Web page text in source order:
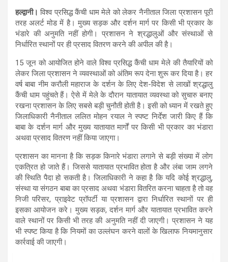
हल्द्वानी। विश्व प्रसिद्ध कैंची धाम मेले को लेकर नैनीताल जिला प्रशासन पूरी
तरह अलर्ट मोड में है। मुख्य सड़क और दर्शन मार्ग पर किसी भी प्रकार के
भंडारे की अनुमति नहीं होगी। प्रशासन ने श्रद्धालुओं और संस्थाओं से
निर्धारित स्थानों पर ही प्रसाद वितरण करने की अपील की है।
15 जून को आयोजित होने वाले विश्व प्रसिद्ध कैंची धाम मेले की तैयारियों को
लेकर जिला प्रशासन ने व्यवस्थाओं को अंतिम रूप देना शुरू कर दिया है। हर
वर्ष बाबा नीम करौली महाराज के दर्शन के लिए देश-विदेश से लाखों श्रद्धालु
कैंची धाम पहुंचते हैं। ऐसे में मेले के दौरान यातायात व्यवस्था को सुचारु बनाए
रखना प्रशासन के लिए सबसे बड़ी चुनौती होती है। इसी को ध्यान में रखते हुए
जिलाधिकारी नैनीताल ललित मोहन रयाल ने स्पष्ट निर्देश जारी किए हैं कि
बाबा के दर्शन मार्ग और मुख्य यातायात मार्गों पर किसी भी प्रकार का भंडारा
अथवा प्रसाद वितरण नहीं किया जाएगा।
प्रशासन का मानना है कि सड़क किनारे भंडारा लगाने से बड़ी संख्या में लोग
एकत्रित हो जाते हैं। जिससे यातायात प्रभावित होता है और लंबा जाम लगने
की स्थिति पैदा हो सकती है। जिलाधिकारी ने कहा है कि यदि कोई श्रद्धालु,
संस्था या संगठन बाबा का प्रसाद अथवा भंडारा वितरित करना चाहता है तो वह
निजी परिसर, प्राइवेट प्रॉपर्टी या प्रशासन द्वारा निर्धारित स्थानों पर ही
इसका आयोजन करे। मुख्य सड़क, दर्शन मार्ग और यातायात प्रभावित करने
वाले स्थानों पर किसी भी तरह की अनुमति नहीं दी जाएगी। प्रशासन ने यह
भी स्पष्ट किया है कि नियमों का उल्लंघन करने वालों के खिलाफ नियमानुसार
कार्रवाई की जाएगी।